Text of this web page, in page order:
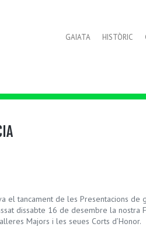
GAIATA HISTÒRIC
el tancament de les Presentacions
dissabte 16 de desembre la nostra
Majors i les seues Corts d’Honor.